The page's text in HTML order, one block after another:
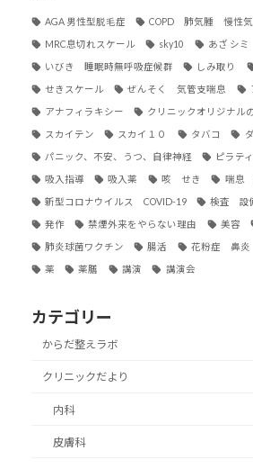
AGA 男性型脱毛症 COPD 肺気腫 慢性気
MRC息切れスケール sky10 あざ シミ
いびき 睡眠時無呼吸症候群 しみ取り
せきスケール ぜんそく 気管支喘息
アナフィラキシー クリニックオリジナル
スカイテン スカイ１０ タバコ
パニック、不安、うつ、自律神経 ピラテ
吸入指導 吸入薬 咳 せき 喘息
新型コロナウイルス COVID-19 検査 設
発作 禁煙外来をやらない理由 美容
肺炎球菌ワクチン 腸活 花粉症 鼻炎
薬 薬膳 講演 講演会
カテゴリー
からだ整えラボ
クリニックだより
内科
皮膚科